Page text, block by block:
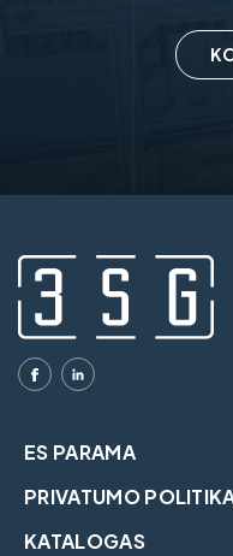
ES PARAMA
PRIVATUMO
KATALOGAS